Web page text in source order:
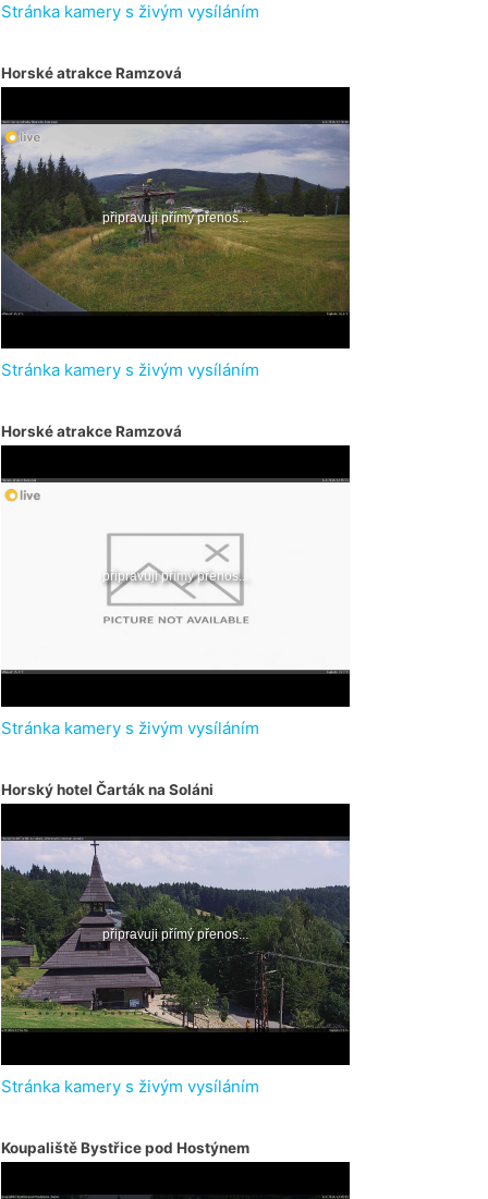
Stránka kamery s živým vysíláním
Horské atrakce Ramzová
Stránka kamery s živým vysíláním
Horské atrakce Ramzová
Stránka kamery s živým vysíláním
Horský hotel Čarták na Soláni
Stránka kamery s živým vysíláním
Koupaliště Bystřice pod Hostýnem